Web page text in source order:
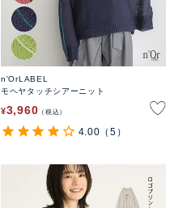
n'OrLABEL
モヘヤタッチシアーニット
¥3,960 税込
4.00 （5）